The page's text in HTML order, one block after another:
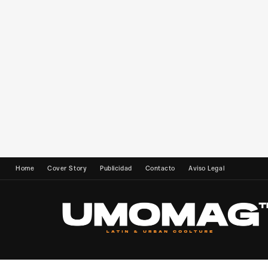
Home Cover Story Publicidad Contacto Aviso Legal